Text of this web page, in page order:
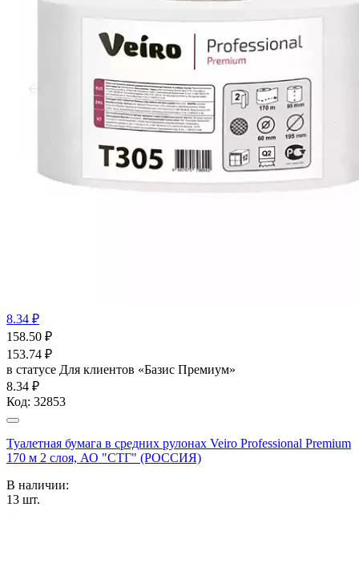
8.34 ₽
158.50 ₽
153.74 ₽
в статусе Для клиентов «Базис Премиум»
8.34 ₽
Код: 32853
Туалетная бумага в средних рулонах Veiro Professional Premium
170 м 2 слоя, АО "СТГ" (РОССИЯ)
В наличии:
13 шт.